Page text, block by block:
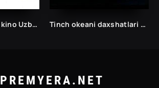
Qalb / Jaan Hind kino Uzbek tilida 1996 O'zbekcha Tinch okeani daxshatlari 2 /Tarjima kinolar Uzbek tilida Таржима кинолар Ўзбек тилида/
PREMYERA.NET